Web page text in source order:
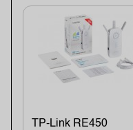
TP-Link RE450